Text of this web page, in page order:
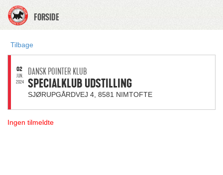
FORSIDE
Tilbage
02
JUN.
2024
DANSK POINTER KLUB
SPECIALKLUB UDSTILLING
SJØRUPGÅRDVEJ 4, 8581 NIMTOFTE
Ingen tilmeldte